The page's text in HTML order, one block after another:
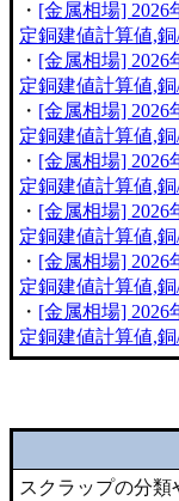
・ [金属相場] 2026
定銅建値計算値,
・ [金属相場] 2026
定銅建値計算値,
・ [金属相場] 2026
定銅建値計算値,
・ [金属相場] 2026
定銅建値計算値,
・ [金属相場] 2026
定銅建値計算値,
・ [金属相場] 2026
定銅建値計算値,
・ [金属相場] 2026
定銅建値計算値,
スクラップの分